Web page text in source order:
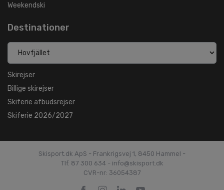
Weekendski
Destinationer
Skirejser
Billige skirejser
Skiferie afbudsrejser
Skiferie 2026/2027
Skisport.dk ApS - Frankrigsvej 1, 8450 Hammel -
Tlf. 87 300 634 - info@skisport.dk
CVR-nr: 36054387